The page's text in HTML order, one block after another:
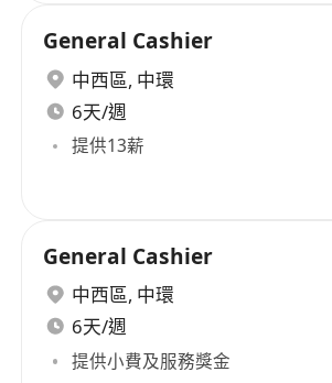
General Cashier
中西區, 中環
6天/週
提供13薪
General Cashier
中西區, 中環
6天/週
提供小費及服務獎金